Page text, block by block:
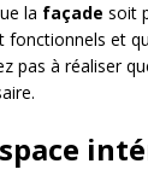
la façade soit
fonctionnels et
pas à réaliser